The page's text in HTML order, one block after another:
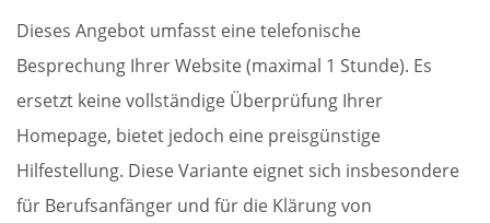
Dieses Angebot umfasst eine telefonische
Besprechung Ihrer Website (maximal 1 Stunde). Es
ersetzt keine vollständige Überprüfung Ihrer
Homepage, bietet jedoch eine preisgünstige
Hilfestellung. Diese Variante eignet sich insbesondere
für Berufsanfänger und für die Klärung von